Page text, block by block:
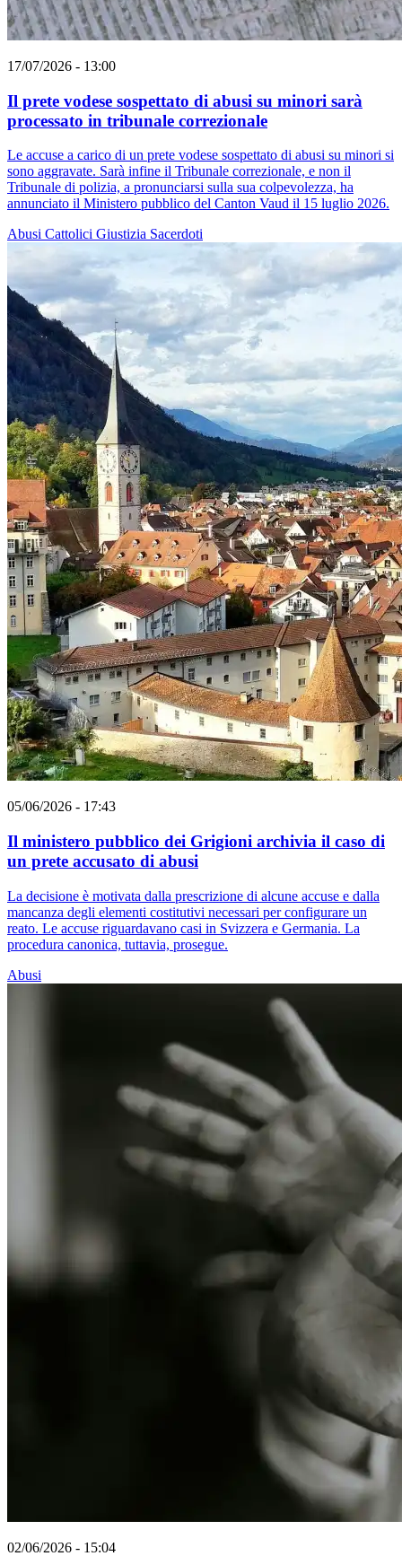
17/07/2026 - 13:00
Il prete vodese sospettato di abusi su minori sarà
processato in tribunale correzionale
Le accuse a carico di un prete vodese sospettato di abusi su minori si
sono aggravate. Sarà infine il Tribunale correzionale, e non il
Tribunale di polizia, a pronunciarsi sulla sua colpevolezza, ha
annunciato il Ministero pubblico del Canton Vaud il 15 luglio 2026.
Abusi Cattolici Giustizia Sacerdoti
05/06/2026 - 17:43
Il ministero pubblico dei Grigioni archivia il caso di
un prete accusato di abusi
La decisione è motivata dalla prescrizione di alcune accuse e dalla
mancanza degli elementi costitutivi necessari per configurare un
reato. Le accuse riguardavano casi in Svizzera e Germania. La
procedura canonica, tuttavia, prosegue.
Abusi
02/06/2026 - 15:04